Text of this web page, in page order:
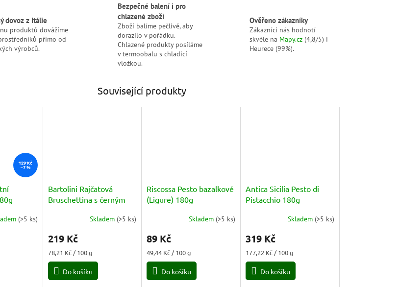
dovoz z Itálie
produktů dovážíme
přímo od
výrobců.
Bezpečné balení i pro
chlazené zboží
Zboží balíme pečlivě, aby
dorazilo v pořádku.
Chlazené produkty posíláme
v termoobalu s chladicí
vložkou.
Ověřeno zákazníky
Zákazníci nás hodnotí
skvěle na Mapy.cz (4,8/5) i
Heurece (99%).
Související produkty
129 Kč
–7 %
(>5 ks)
Bartolini Rajčatová
Bruschettina s černým
Skladem(>5 ks)
219 Kč
Měrná
cena:
78,21 Kč / 100 g
Do košíku
Riscossa Pesto bazalkové
(Ligure) 180g
produktu
5,0
5
Skladem(>5 ks)
89 Kč
Měrná
cena:
49,44 Kč / 100 g
Do košíku
Antica Sicilia Pesto di
Pistacchio 180g
Skladem(>5 ks)
319 Kč
Měrná
cena:
177,22 Kč / 100 g
Do košíku